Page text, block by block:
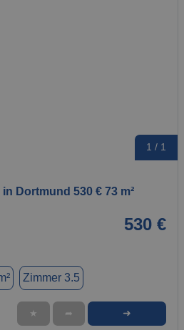
1 / 1
Dortmund 530 € 73 m²
530 €
Zimmer 3.5
★ ➦ ➜